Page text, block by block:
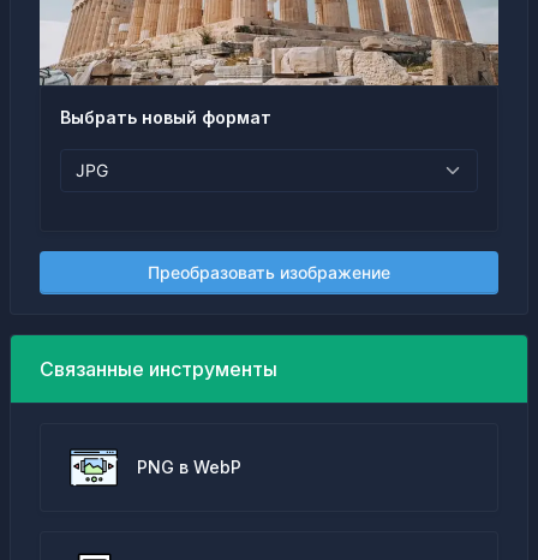
Выбрать новый формат
Преобразовать изображение
Связанные инструменты
PNG в WebP